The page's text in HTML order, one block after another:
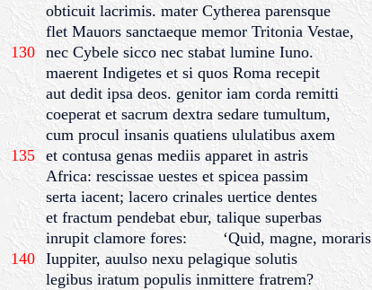
obticuit lacrimis. mater Cytherea parensque
flet Mauors sanctaeque memor Tritonia Vestae,
130 nec Cybele sicco nec stabat lumine Iuno.
maerent Indigetes et si quos Roma recepit
aut dedit ipsa deos. genitor iam corda remitti
coeperat et sacrum dextra sedare tumultum,
cum procul insanis quatiens ululatibus axem
135 et contusa genas mediis apparet in astris
Africa: rescissae uestes et spicea passim
serta iacent; lacero crinales uertice dentes
et fractum pendebat ebur, talique superbas
inrupit clamore fores: ‘Quid, magne, moraris
140 Iuppiter, auulso nexu pelagique solutis
legibus iratum populis inmittere fratrem?